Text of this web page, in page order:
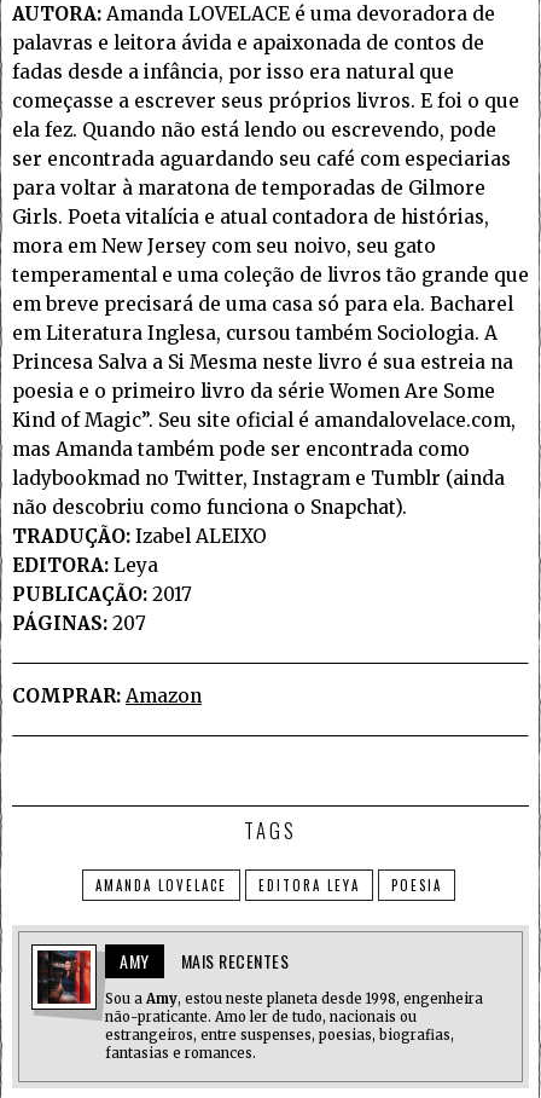
AUTORA: Amanda LOVELACE é uma devoradora de
palavras e leitora ávida e apaixonada de contos de
fadas desde a infância, por isso era natural que
começasse a escrever seus próprios livros. E foi o que
ela fez. Quando não está lendo ou escrevendo, pode
ser encontrada aguardando seu café com especiarias
para voltar à maratona de temporadas de Gilmore
Girls. Poeta vitalícia e atual contadora de histórias,
mora em New Jersey com seu noivo, seu gato
temperamental e uma coleção de livros tão grande que
em breve precisará de uma casa só para ela. Bacharel
em Literatura Inglesa, cursou também Sociologia. A
Princesa Salva a Si Mesma neste livro é sua estreia na
poesia e o primeiro livro da série Women Are Some
Kind of Magic”. Seu site oficial é amandalovelace.com,
mas Amanda também pode ser encontrada como
ladybookmad no Twitter, Instagram e Tumblr (ainda
não descobriu como funciona o Snapchat).
TRADUÇÃO: Izabel ALEIXO
EDITORA: Leya
PUBLICAÇÃO: 2017
PÁGINAS: 207
COMPRAR: Amazon
TAGS
AMANDA LOVELACE EDITORA LEYA POESIA
AMY MAIS RECENTES
Sou a Amy, estou neste planeta desde 1998, engenheira
não-praticante. Amo ler de tudo, nacionais ou
estrangeiros, entre suspenses, poesias, biografias,
fantasias e romances.